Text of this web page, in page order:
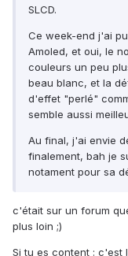
SLCD.
Ce week-end j'ai
Amoled, et oui, le
couleurs un peu
beau blanc, et la
d'effet "perlé"
semble aussi
Au final, j'ai envie
finalement, bah je
notament pour sa
c'était sur un forum
plus loin ;)
Si tu es content : c'est